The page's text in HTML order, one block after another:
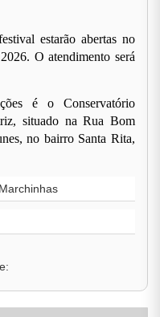
estarão abertas no
. O atendimento será
é o Conservatório
, situado na Rua Bom
no bairro Santa Rita,